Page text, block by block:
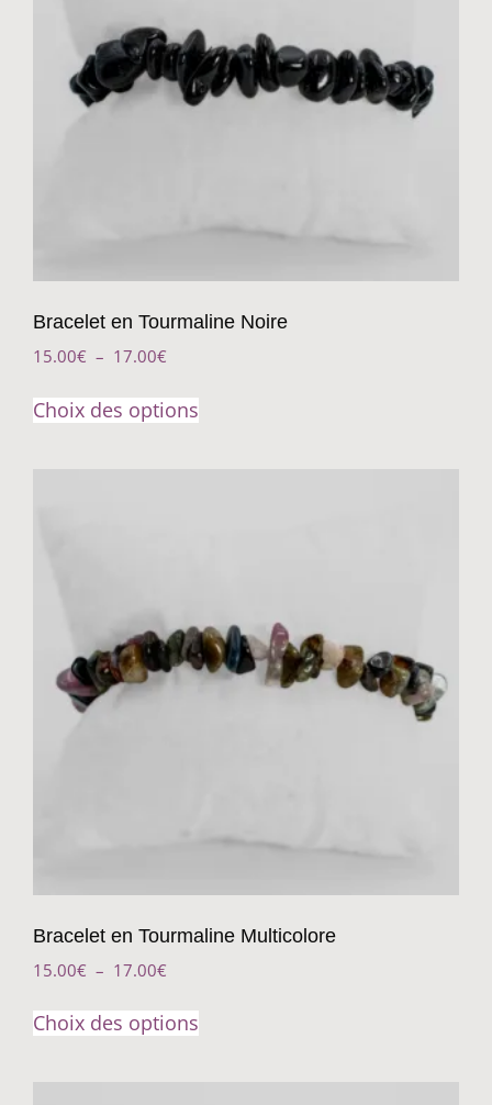
Bracelet en Tourmaline Noire
15.00€ – 17.00€
Choix des options
Bracelet en Tourmaline Multicolore
15.00€ – 17.00€
Choix des options